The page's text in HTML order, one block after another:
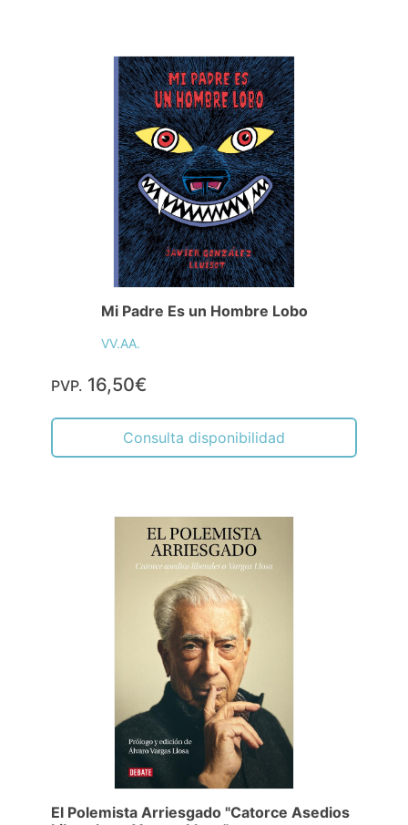
Mi Padre Es un Hombre Lobo
VV.AA.
PVP. 16,50€
Consulta disponibilidad
El Polemista Arriesgado "Catorce Asedios